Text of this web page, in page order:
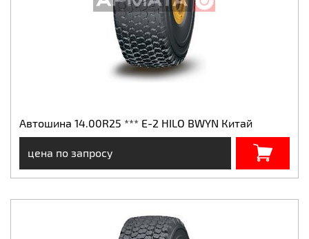
Автошина 14.00R25 *** E-2 HILO BWYN Китай
цена по запросу